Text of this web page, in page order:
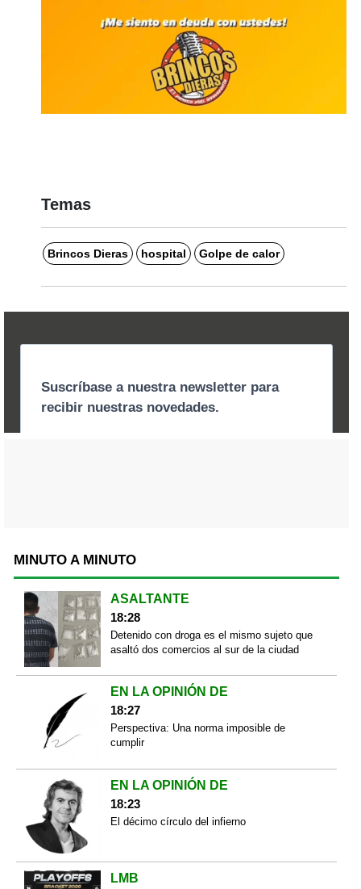
Temas
Brincos Dieras hospital Golpe de calor
MINUTO A MINUTO
ASALTANTE
18:28
Detenido con droga es el mismo sujeto que
asaltó dos comercios al sur de la ciudad
EN LA OPINIÓN DE
18:27
Perspectiva: Una norma imposible de
cumplir
EN LA OPINIÓN DE
18:23
El décimo círculo del infierno
LMB